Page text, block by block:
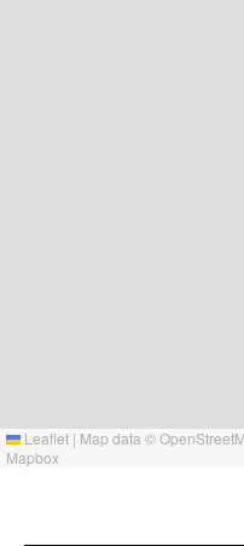
Leaflet | Map data ©
Mapbox